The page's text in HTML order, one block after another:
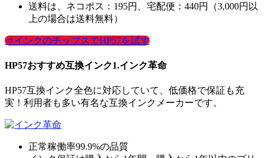
送料は、ネコポス：195円、宅配便：440円（3,000円以
上の場合は送料無料）
⇒インクのチップスでHP57を試す
HP57おすすめ互換インク1.インク革命
HP57互換インク全色に対応していて、低価格で保証も充
実！利用者も多い有名な互換インクメーカーです。
正常稼働率99.9%の品質